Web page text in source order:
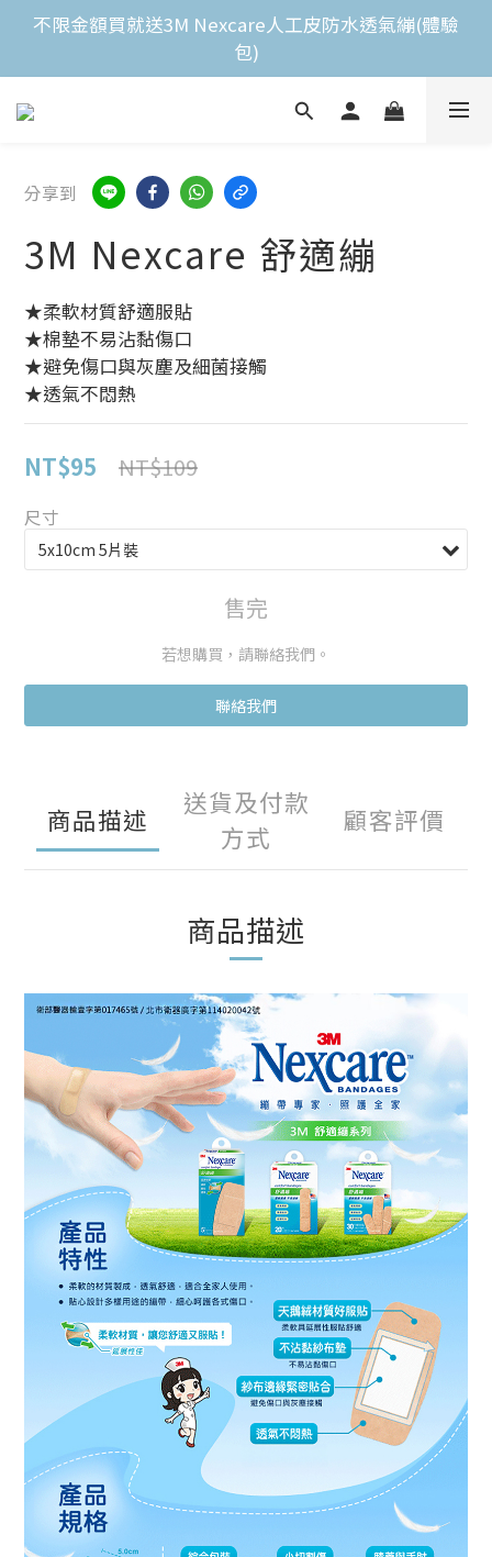
全館滿$2,000免運費
不限金額買就送3M Nexcare人工皮防水透氣繃(體驗
包)
全館滿$2,000免運費
分享到
3M Nexcare 舒適繃
★柔軟材質舒適服貼
★棉墊不易沾黏傷口
★避免傷口與灰塵及細菌接觸
★透氣不悶熱
NT$109
NT$95
尺寸
售完
若想購買，請聯絡我們。
聯絡我們
商品描述
送貨及付款
方式
顧客評價
商品描述